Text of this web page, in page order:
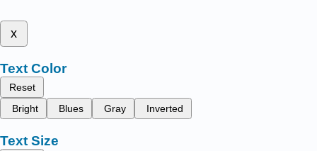
x
Text Color
Reset
Bright
Blues Gray Inverted
Text Size